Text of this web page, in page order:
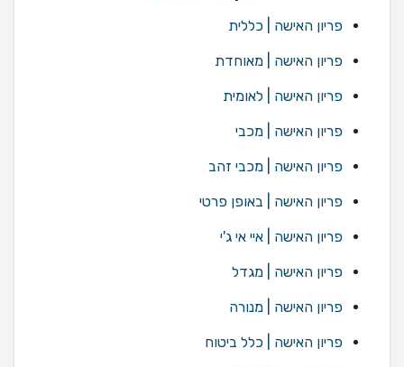
פריון האישה | כללית
פריון האישה | מאוחדת
פריון האישה | לאומית
פריון האישה | מכבי
פריון האישה | מכבי זהב
פריון האישה | באופן פרטי
פריון האישה | איי אי ג'י
פריון האישה | מגדל
פריון האישה | מנורה
פריון האישה | כלל ביטוח